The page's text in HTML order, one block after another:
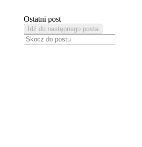
Ostatni post
Idź do następnego posta